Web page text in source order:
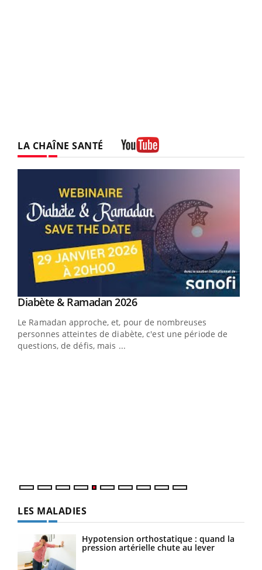
LA CHAÎNE SANTÉ
Youtube
Diabète & Ramadan 2026Youtube
Le Ramadan approche, et, pour de nombreuses
personnes atteintes de diabète, c'est une période de
questions, de défis, mais ...
Youtube
Un « jumeau numérique » pour faciliter l’accès
Un établissement lié à un groupe mutualiste innove en
matière de bilan de santé : l'utilisation d'un « jumeau
LES MALADIES
Hypotension orthostatique : quand la
pression artérielle chute au lever